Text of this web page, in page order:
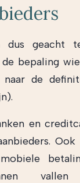
dus geacht
de bepaling
de
en